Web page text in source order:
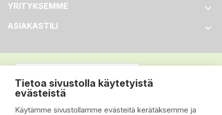
Tietoa sivustolla käytetyistä
evästeistä
Käytämme sivustollamme evästeitä kerätäksemme ja
YRITYKSEMME 
ASIAKASTILI 